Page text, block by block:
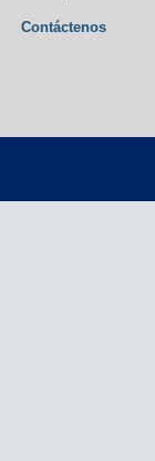
Contáctenos